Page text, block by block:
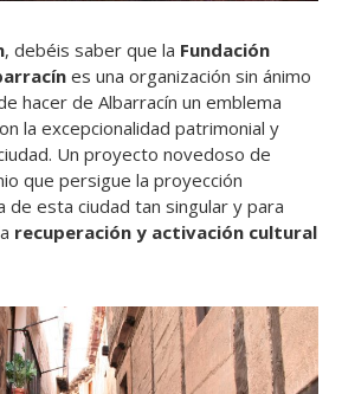
, debéis saber que la Fundación
es una organización sin ánimo
hacer de Albarracín un emblema
la excepcionalidad patrimonial y
Un proyecto novedoso de
que persigue la proyección
de esta ciudad tan singular y para
recuperación y activación cultural